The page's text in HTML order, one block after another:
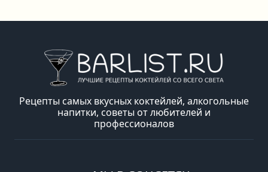
Рецепты самых вкусных коктейлей, алкогольные
напитки, советы от любителей и
профессионалов